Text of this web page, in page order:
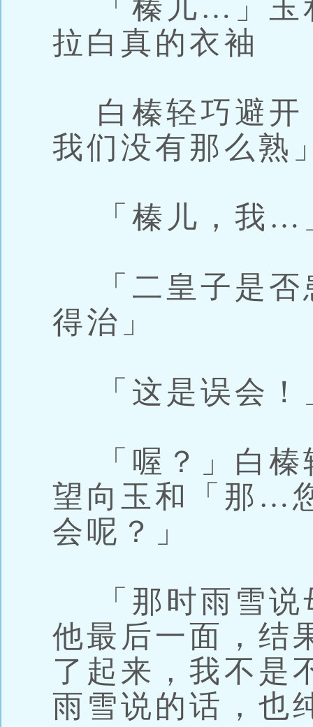
「榛儿…」玉
拉白真的衣袖
白榛轻巧避开
我们没有那么熟
「榛儿，我…
「二皇子是否
得治」
「这是误会！
「喔？」白榛
望向玉和「那…
会呢？」
「那时雨雪说
他最后一面，结
了起来，我不是
雨雪说的话，也